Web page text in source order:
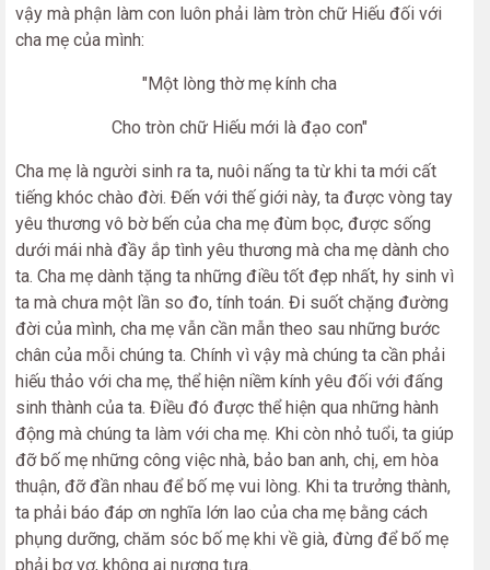
vậy mà phận làm con luôn phải làm tròn chữ Hiếu đối với
cha mẹ của mình:
"Một lòng thờ mẹ kính cha
Cho tròn chữ Hiếu mới là đạo con"
Cha mẹ là người sinh ra ta, nuôi nấng ta từ khi ta mới cất
tiếng khóc chào đời. Đến với thế giới này, ta được vòng tay
yêu thương vô bờ bến của cha mẹ đùm bọc, được sống
dưới mái nhà đầy ắp tình yêu thương mà cha mẹ dành cho
ta. Cha mẹ dành tặng ta những điều tốt đẹp nhất, hy sinh vì
ta mà chưa một lần so đo, tính toán. Đi suốt chặng đường
đời của mình, cha mẹ vẫn cần mẫn theo sau những bước
chân của mỗi chúng ta. Chính vì vậy mà chúng ta cần phải
hiếu thảo với cha mẹ, thể hiện niềm kính yêu đối với đấng
sinh thành của ta. Điều đó được thể hiện qua những hành
động mà chúng ta làm với cha mẹ. Khi còn nhỏ tuổi, ta giúp
đỡ bố mẹ những công việc nhà, bảo ban anh, chị, em hòa
thuận, đỡ đần nhau để bố mẹ vui lòng. Khi ta trưởng thành,
ta phải báo đáp ơn nghĩa lớn lao của cha mẹ bằng cách
phụng dưỡng, chăm sóc bố mẹ khi về già, đừng để bố mẹ
phải bơ vơ, không ai nương tựa.